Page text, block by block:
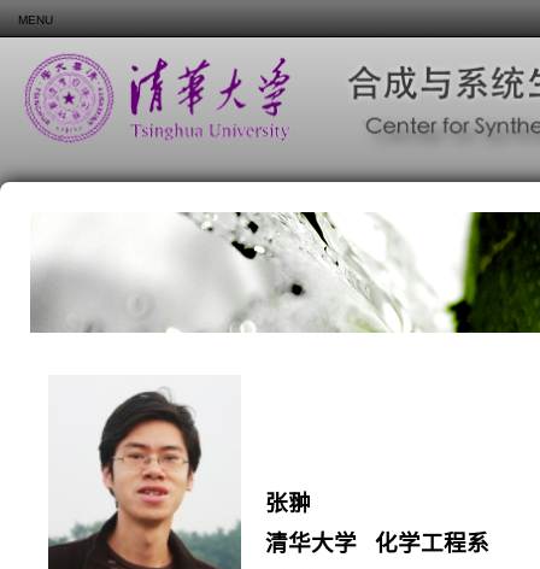
MENU
张翀
清华大学 化学工程系